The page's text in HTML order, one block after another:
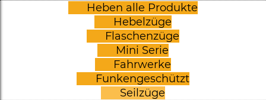
Heben alle Produkte
Hebelzüge
Flaschenzüge
Mini Serie
Fahrwerke
Funkengeschützt
Seilzüge